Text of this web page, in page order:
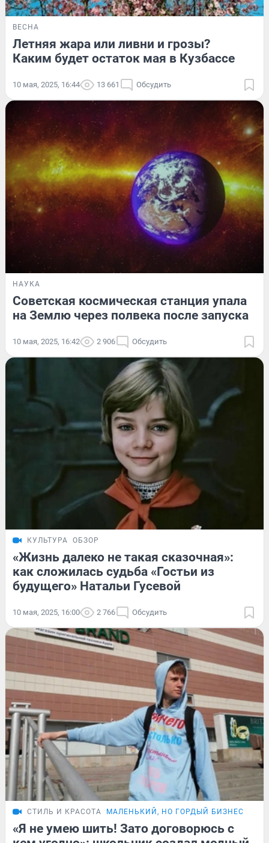
ВЕСНА
Летняя жара или ливни и грозы?
Каким будет остаток мая в Кузбассе
10 мая, 2025, 16:44 13 661 Обсудить
НАУКА
Советская космическая станция упала
на Землю через полвека после запуска
10 мая, 2025, 16:42 2 906 Обсудить
КУЛЬТУРА ОБЗОР
«Жизнь далеко не такая сказочная»:
как сложилась судьба «Гостьи из
будущего» Натальи Гусевой
10 мая, 2025, 16:00 2 766 Обсудить
СТИЛЬ И КРАСОТА МАЛЕНЬКИЙ, НО ГОРДЫЙ БИЗНЕС
«Я не умею шить! Зато договорюсь с